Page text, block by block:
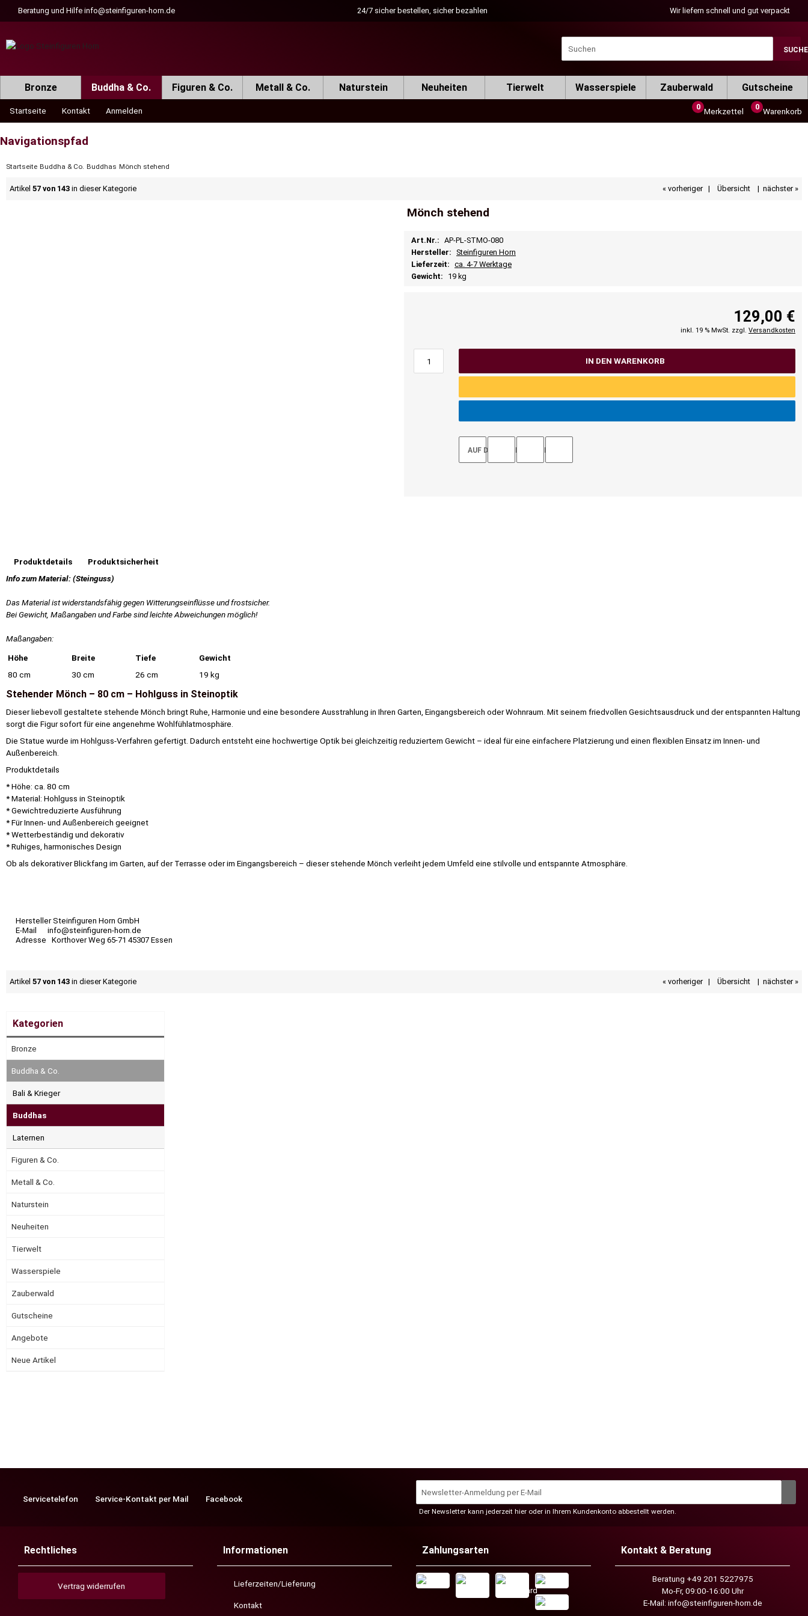
Beratung und Hilfe info@steinfiguren-horn.de 24/7 sicher bestellen, sicher bezahlen Wir liefern schnell und gut verpackt
Bronze Buddha & Co. Figuren & Co. Metall & Co. Naturstein Neuheiten Tierwelt Wasserspiele Zauberwald Gutscheine
Startseite Kontakt Anmelden 0 Warenkorb
0 Merkzettel
Navigationspfad
Startseite Buddha & Co. Buddhas Mönch stehend
Artikel 57 von 143 in dieser Kategorie « vorheriger| Übersicht | nächster »
Mönch stehend
Art.Nr.: AP-PL-STMO-080
Hersteller: Steinfiguren Horn
Lieferzeit: ca. 4-7 Werktage
Gewicht:
19 kg
129,00 €
inkl. 19 % MwSt. zzgl. Versandkosten
IN DEN WARENKORB
AUF DEN MERKZETTEL
Produktdetails
Produktsicherheit
Info zum Material: (Steinguss)
Das Material ist widerstandsfähig gegen Witterungseinflüsse und frostsicher.
Bei Gewicht, Maßangaben und Farbe sind leichte Abweichungen möglich!
Maßangaben:
Höhe
Breite Tiefe
Gewicht
80 cm
30 cm 26 cm 19 kg
Stehender Mönch – 80 cm – Hohlguss in Steinoptik
Dieser liebevoll gestaltete stehende Mönch bringt Ruhe, Harmonie und eine besondere Ausstrahlung in Ihren Garten, Eingangsbereich oder Wohnraum. Mit seinem friedvollen Gesichtsausdruck und der entspannten Haltung
sorgt die Figur sofort für eine angenehme Wohlfühlatmosphäre.
Die Statue wurde im Hohlguss-Verfahren gefertigt. Dadurch entsteht eine hochwertige Optik bei gleichzeitig reduziertem Gewicht – ideal für eine einfachere Platzierung und einen flexiblen Einsatz im Innen- und
Außenbereich.
Produktdetails
* Höhe: ca. 80 cm
* Material: Hohlguss in Steinoptik
* Gewichtreduzierte Ausführung
* Für Innen- und Außenbereich geeignet
* Wetterbeständig und dekorativ
* Ruhiges, harmonisches Design
Ob als dekorativer Blickfang im Garten, auf der Terrasse oder im Eingangsbereich – dieser stehende Mönch verleiht jedem Umfeld eine stilvolle und entspannte Atmosphäre.
Hersteller Steinfiguren Horn GmbH
E-Mail info@steinfiguren-horn.de
Adresse Korthover Weg 65-71 45307 Essen
Artikel 57 von 143 in dieser Kategorie « vorheriger| Übersicht | nächster »
Kategorien
Bronze
Buddha & Co.
Bali & Krieger
Buddhas
Laternen
Figuren & Co.
Metall & Co.
Naturstein
Neuheiten
Tierwelt
Wasserspiele
Zauberwald
Gutscheine
Angebote
Neue Artikel
Servicetelefon Service-Kontakt per Mail Facebook
Der Newsletter kann jederzeit hier oder in Ihrem Kundenkonto abbestellt werden.
Rechtliches
Vertrag widerrufen
Informationen
Lieferzeiten/Lieferung
Kontakt
Zahlungsarten Kontakt & Beratung
Beratung +49 201 5227975
Mo-Fr, 09:00-16:00 Uhr
E-Mail: info@steinfiguren-horn.de